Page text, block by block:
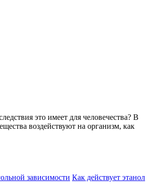
это имеет для человечества? В
воздействуют на организм, как
зависимости Как действует этанол